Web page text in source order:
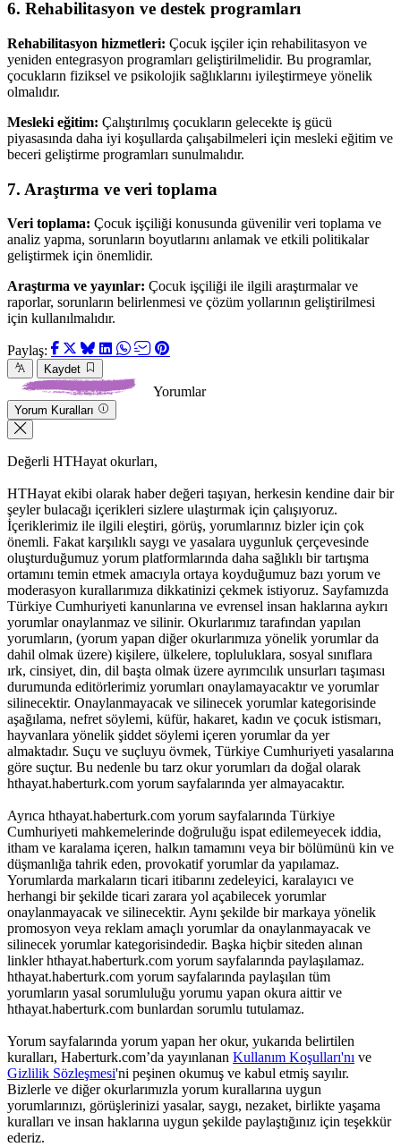
6. Rehabilitasyon ve destek programları
Rehabilitasyon hizmetleri: Çocuk işçiler için rehabilitasyon ve
yeniden entegrasyon programları geliştirilmelidir. Bu programlar,
çocukların fiziksel ve psikolojik sağlıklarını iyileştirmeye yönelik
olmalıdır.
Mesleki eğitim: Çalıştırılmış çocukların gelecekte iş gücü
piyasasında daha iyi koşullarda çalışabilmeleri için mesleki eğitim ve
beceri geliştirme programları sunulmalıdır.
7. Araştırma ve veri toplama
Veri toplama: Çocuk işçiliği konusunda güvenilir veri toplama ve
analiz yapma, sorunların boyutlarını anlamak ve etkili politikalar
geliştirmek için önemlidir.
Araştırma ve yayınlar: Çocuk işçiliği ile ilgili araştırmalar ve
raporlar, sorunların belirlenmesi ve çözüm yollarının geliştirilmesi
için kullanılmalıdır.
Paylaş:
Kaydet
Yorumlar
Yorum Kuralları
Değerli HTHayat okurları,
HTHayat ekibi olarak haber değeri taşıyan, herkesin kendine dair bir
şeyler bulacağı içerikleri sizlere ulaştırmak için çalışıyoruz.
İçeriklerimiz ile ilgili eleştiri, görüş, yorumlarınız bizler için çok
önemli. Fakat karşılıklı saygı ve yasalara uygunluk çerçevesinde
oluşturduğumuz yorum platformlarında daha sağlıklı bir tartışma
ortamını temin etmek amacıyla ortaya koyduğumuz bazı yorum ve
moderasyon kurallarımıza dikkatinizi çekmek istiyoruz. Sayfamızda
Türkiye Cumhuriyeti kanunlarına ve evrensel insan haklarına aykırı
yorumlar onaylanmaz ve silinir. Okurlarımız tarafından yapılan
yorumların, (yorum yapan diğer okurlarımıza yönelik yorumlar da
dahil olmak üzere) kişilere, ülkelere, topluluklara, sosyal sınıflara
ırk, cinsiyet, din, dil başta olmak üzere ayrımcılık unsurları taşıması
durumunda editörlerimiz yorumları onaylamayacaktır ve yorumlar
silinecektir. Onaylanmayacak ve silinecek yorumlar kategorisinde
aşağılama, nefret söylemi, küfür, hakaret, kadın ve çocuk istismarı,
hayvanlara yönelik şiddet söylemi içeren yorumlar da yer
almaktadır. Suçu ve suçluyu övmek, Türkiye Cumhuriyeti yasalarına
göre suçtur. Bu nedenle bu tarz okur yorumları da doğal olarak
hthayat.haberturk.com yorum sayfalarında yer almayacaktır.
Ayrıca hthayat.haberturk.com yorum sayfalarında Türkiye
Cumhuriyeti mahkemelerinde doğruluğu ispat edilemeyecek iddia,
itham ve karalama içeren, halkın tamamını veya bir bölümünü kin ve
düşmanlığa tahrik eden, provokatif yorumlar da yapılamaz.
Yorumlarda markaların ticari itibarını zedeleyici, karalayıcı ve
herhangi bir şekilde ticari zarara yol açabilecek yorumlar
onaylanmayacak ve silinecektir. Aynı şekilde bir markaya yönelik
promosyon veya reklam amaçlı yorumlar da onaylanmayacak ve
silinecek yorumlar kategorisindedir. Başka hiçbir siteden alınan
linkler hthayat.haberturk.com yorum sayfalarında paylaşılamaz.
hthayat.haberturk.com yorum sayfalarında paylaşılan tüm
yorumların yasal sorumluluğu yorumu yapan okura aittir ve
hthayat.haberturk.com bunlardan sorumlu tutulamaz.
Yorum sayfalarında yorum yapan her okur, yukarıda belirtilen
kuralları, Haberturk.com’da yayınlanan Kullanım Koşulları'nı ve
Gizlilik Sözleşmesi'ni peşinen okumuş ve kabul etmiş sayılır.
Bizlerle ve diğer okurlarımızla yorum kurallarına uygun
yorumlarınızı, görüşlerinizi yasalar, saygı, nezaket, birlikte yaşama
kuralları ve insan haklarına uygun şekilde paylaştığınız için teşekkür
ederiz.